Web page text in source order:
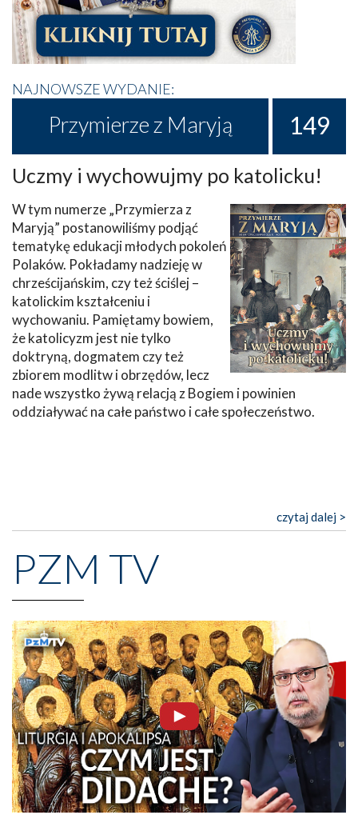
NAJNOWSZE WYDANIE:
Przymierze z Maryją 149
Uczmy i wychowujmy po katolicku!
W tym numerze „Przymierza z
Maryją” postanowiliśmy podjąć
tematykę edukacji młodych pokoleń
Polaków. Pokładamy nadzieję w
chrześcijańskim, czy też ściślej –
katolickim kształceniu i
wychowaniu. Pamiętamy bowiem,
że katolicyzm jest nie tylko
doktryną, dogmatem czy też
zbiorem modlitw i obrzędów, lecz
nade wszystko żywą relacją z Bogiem i powinien
oddziaływać na całe państwo i całe społeczeństwo.
czytaj dalej >
PZM TV